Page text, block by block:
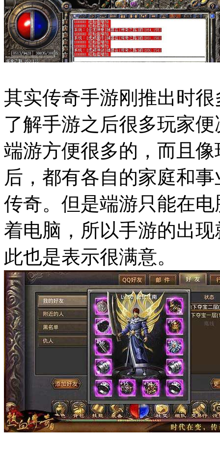
其实传奇手游刚推出时
了解手游之后很多玩家
端游方便很多的，而且
后，都有各自的家庭和
传奇。但是端游只能在
着电脑，所以手游的出
此也是表示很满意。